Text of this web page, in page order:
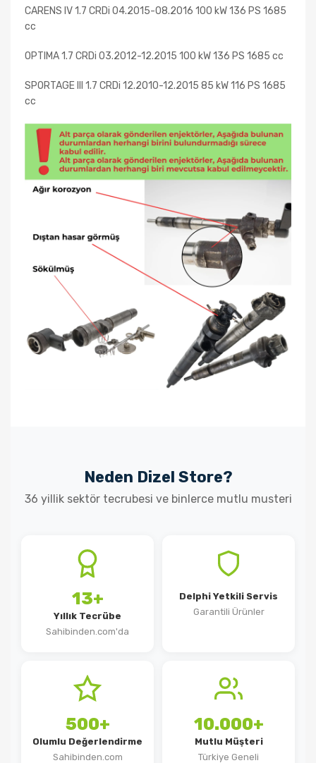
CARENS IV 1.7 CRDi 04.2015-08.2016 100 kW 136 PS 1685
cc
OPTIMA 1.7 CRDi 03.2012-12.2015 100 kW 136 PS 1685 cc
SPORTAGE III 1.7 CRDi 12.2010-12.2015 85 kW 116 PS 1685
cc
Neden Dizel Store?
36 yillik sektör tecrubesi ve binlerce mutlu musteri
13+
Yıllık Tecrübe
Sahibinden.com'da
Delphi Yetkili Servis
Garantili Ürünler
500+
Olumlu Değerlendirme
Sahibinden.com
10.000+
Mutlu Müşteri
Türkiye Geneli